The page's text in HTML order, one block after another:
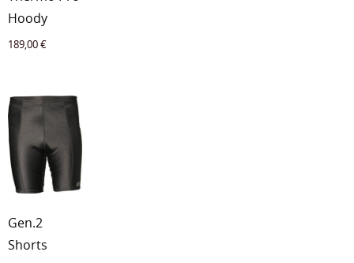
Hoody
189,00€
Gen.2
Shorts